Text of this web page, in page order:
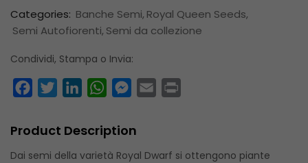
Categories: Banche Semi Royal Queen Seeds
Semi Autofiorenti Semi da collezione
Condividi, Stampa o Invia:
FacebookTwitterLinkedInWhatsAppMessenger
Email
Product Description
Dai semi della varietà Royal Dwarf si ottengono piante